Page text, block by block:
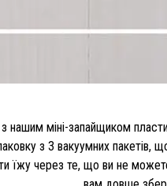
нашим міні-запайщиком
з 3 вакуумних пакетів,
їжу через те, що ви не